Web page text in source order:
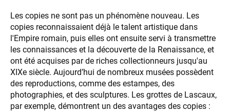
Les copies ne sont pas un phénomène nouveau. Les
copies reconnaissaient déjà le talent artistique dans
l'Empire romain, puis elles ont ensuite servi à transmettre
les connaissances et la découverte de la Renaissance, et
ont été acquises par de riches collectionneurs jusqu'au
XIXe siècle. Aujourd’hui de nombreux musées possèdent
des reproductions, comme des estampes, des
photographies, et des sculptures. Les grottes de Lascaux,
par exemple, démontrent un des avantages des copies :